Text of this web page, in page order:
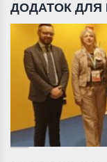
ДОДАТОК ДЛЯ